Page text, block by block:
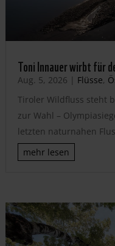
Toni Innauer wirbt für
Aug. 5, 2026 | Flüsse,
Tiroler Wildfluss steht
zur Wahl –
letzten naturnahen
mehr lesen